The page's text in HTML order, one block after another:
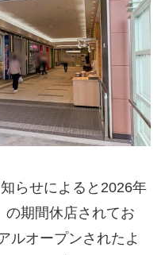
らせによると2026年
の期間休店されてお
ルオープンされたよ